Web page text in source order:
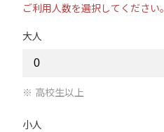
ご利用人数を選択してください。
大人
高校生以上
小人